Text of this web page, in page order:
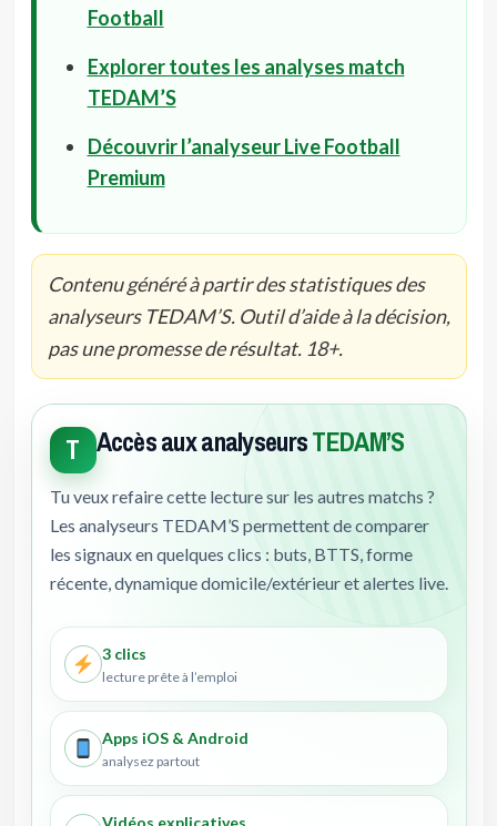
Football
Explorer toutes les analyses match
TEDAM’S
Découvrir l’analyseur Live Football
Premium
Contenu généré à partir des statistiques des
analyseurs TEDAM’S. Outil d’aide à la décision,
pas une promesse de résultat. 18+.
T Accès aux analyseursTEDAM’S
Tu veux refaire cette lecture sur les autres matchs ?
Les analyseurs TEDAM’S permettent de comparer
les signaux en quelques clics : buts, BTTS, forme
récente, dynamique domicile/extérieur et alertes live.
3 clics
lecture prête à l’emploi
Apps iOS & Android
analysez partout
Vidéos explicatives